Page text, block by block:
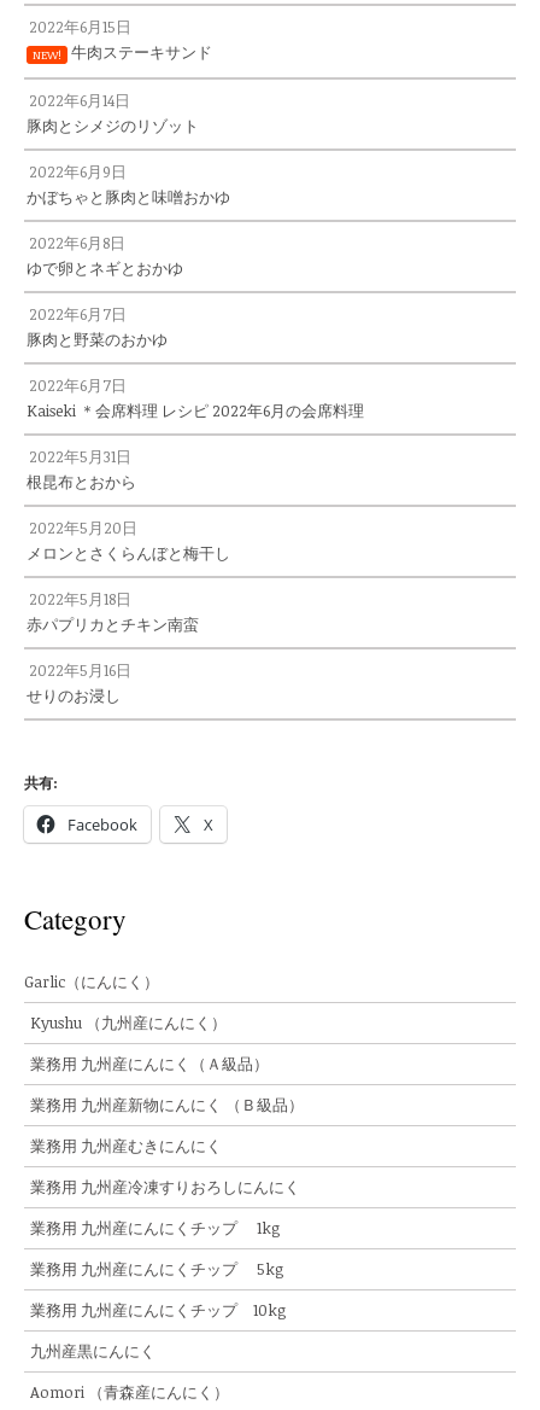
2022年6月15日
NEW! 牛肉ステーキサンド
2022年6月14日
豚肉とシメジのリゾット
2022年6月9日
かぼちゃと豚肉と味噌おかゆ
2022年6月8日
ゆで卵とネギとおかゆ
2022年6月7日
豚肉と野菜のおかゆ
2022年6月7日
Kaiseki ＊会席料理 レシピ 2022年6月の会席料理
2022年5月31日
根昆布とおから
2022年5月20日
メロンとさくらんぼと梅干し
2022年5月18日
赤パプリカとチキン南蛮
2022年5月16日
せりのお浸し
共有:
Facebook X
Category
Garlic（にんにく）
Kyushu （九州産にんにく）
業務用 九州産にんにく（Ａ級品）
業務用 九州産新物にんにく （Ｂ級品）
業務用 九州産むきにんにく
業務用 九州産冷凍すりおろしにんにく
業務用 九州産にんにくチップ 1kg
業務用 九州産にんにくチップ 5kg
業務用 九州産にんにくチップ 10kg
九州産黒にんにく
Aomori （青森産にんにく）